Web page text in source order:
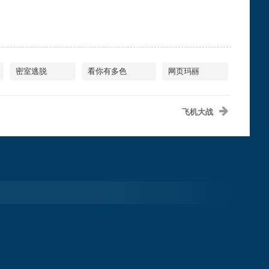
密室逃脱 看你有多色 网页玛丽
飞机大战